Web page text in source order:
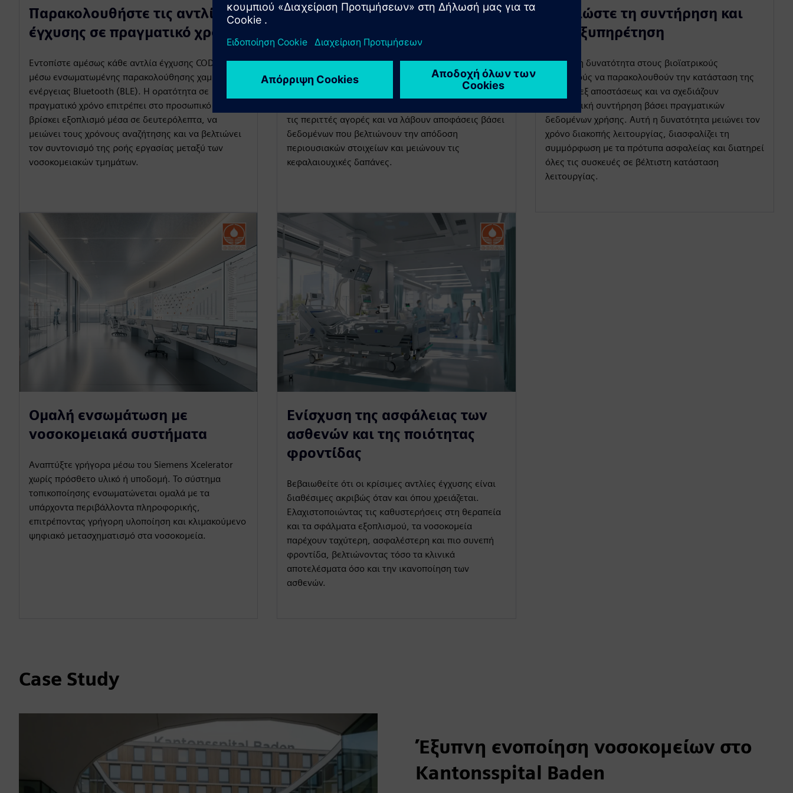
Παρακολουθήστε τις αντλίες
έγχυσης σε πραγματικό χρόνο
Εντοπίστε αμέσως κάθε αντλία έγχυσης CODAN
μέσω ενσωματωμένης παρακολούθησης χαμηλής
ενέργειας Bluetooth (BLE). Η ορατότητα σε
πραγματικό χρόνο επιτρέπει στο προσωπικό να
βρίσκει εξοπλισμό μέσα σε δευτερόλεπτα, να
μειώνει τους χρόνους αναζήτησης και να βελτιώνει
τον συντονισμό της ροής εργασίας μεταξύ των
νοσοκομειακών τμημάτων.
Βελτιστοποίηση της χρήσης
Αποκτήστε πρόσβαση σε δεδομένα συνεχούς
χρήσης για να κατανοήσετε πώς και πού
αναπτύσσονται οι αντλίες. Τα νοσοκομεία μπορούν
τις περιττές αγορές και να λάβουν αποφάσεις βάσει
δεδομένων που βελτιώνουν την απόδοση
περιουσιακών στοιχείων και μειώνουν τις
κεφαλαιουχικές δαπάνες.
Βελτιώστε τη συντήρηση και
την εξυπηρέτηση
Δώστε τη δυνατότητα στους βιοϊατρικούς
μηχανικούς να παρακολουθούν την κατάσταση της
αντλίας εξ αποστάσεως και να σχεδιάζουν
προληπτική συντήρηση βάσει πραγματικών
δεδομένων χρήσης. Αυτή η δυνατότητα μειώνει τον
χρόνο διακοπής λειτουργίας, διασφαλίζει τη
συμμόρφωση με τα πρότυπα ασφαλείας και διατηρεί
όλες τις συσκευές σε βέλτιστη κατάσταση
λειτουργίας.
Ομαλή ενσωμάτωση με
νοσοκομειακά συστήματα
Αναπτύξτε γρήγορα μέσω του Siemens Xcelerator
χωρίς πρόσθετο υλικό ή υποδομή. Το σύστημα
τοπικοποίησης ενσωματώνεται ομαλά με τα
υπάρχοντα περιβάλλοντα πληροφορικής,
επιτρέποντας γρήγορη υλοποίηση και κλιμακούμενο
ψηφιακό μετασχηματισμό στα νοσοκομεία.
Ενίσχυση της ασφάλειας των
ασθενών και της ποιότητας
φροντίδας
Βεβαιωθείτε ότι οι κρίσιμες αντλίες έγχυσης είναι
διαθέσιμες ακριβώς όταν και όπου χρειάζεται.
Ελαχιστοποιώντας τις καθυστερήσεις στη θεραπεία
και τα σφάλματα εξοπλισμού, τα νοσοκομεία
παρέχουν ταχύτερη, ασφαλέστερη και πιο συνεπή
φροντίδα, βελτιώνοντας τόσο τα κλινικά
αποτελέσματα όσο και την ικανοποίηση των
ασθενών.
Case Study
Έξυπνη ενοποίηση νοσοκομείων στο
Kantonsspital Baden